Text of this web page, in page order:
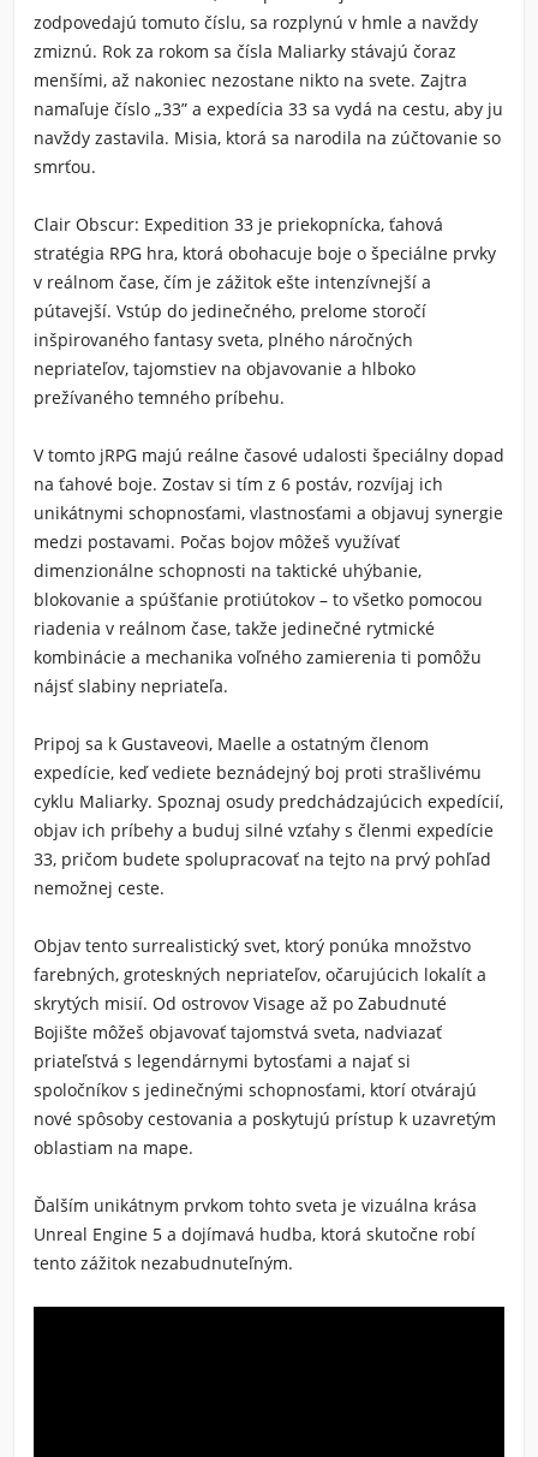
zodpovedajú tomuto číslu, sa rozplynú v hmle a navždy
zmiznú. Rok za rokom sa čísla Maliarky stávajú čoraz
menšími, až nakoniec nezostane nikto na svete. Zajtra
namaľuje číslo „33” a expedícia 33 sa vydá na cestu, aby ju
navždy zastavila. Misia, ktorá sa narodila na zúčtovanie so
smrťou.
Clair Obscur: Expedition 33 je priekopnícka, ťahová
stratégia RPG hra, ktorá obohacuje boje o špeciálne prvky
v reálnom čase, čím je zážitok ešte intenzívnejší a
pútavejší. Vstúp do jedinečného, prelome storočí
inšpirovaného fantasy sveta, plného náročných
nepriateľov, tajomstiev na objavovanie a hlboko
prežívaného temného príbehu.
V tomto jRPG majú reálne časové udalosti špeciálny dopad
na ťahové boje. Zostav si tím z 6 postáv, rozvíjaj ich
unikátnymi schopnosťami, vlastnosťami a objavuj synergie
medzi postavami. Počas bojov môžeš využívať
dimenzionálne schopnosti na taktické uhýbanie,
blokovanie a spúšťanie protiútokov – to všetko pomocou
riadenia v reálnom čase, takže jedinečné rytmické
kombinácie a mechanika voľného zamierenia ti pomôžu
nájsť slabiny nepriateľa.
Pripoj sa k Gustaveovi, Maelle a ostatným členom
expedície, keď vediete beznádejný boj proti strašlivému
cyklu Maliarky. Spoznaj osudy predchádzajúcich expedícií,
objav ich príbehy a buduj silné vzťahy s členmi expedície
33, pričom budete spolupracovať na tejto na prvý pohľad
nemožnej ceste.
Objav tento surrealistický svet, ktorý ponúka množstvo
farebných, groteskných nepriateľov, očarujúcich lokalít a
skrytých misií. Od ostrovov Visage až po Zabudnuté
Bojište môžeš objavovať tajomstvá sveta, nadviazať
priateľstvá s legendárnymi bytosťami a najať si
spoločníkov s jedinečnými schopnosťami, ktorí otvárajú
nové spôsoby cestovania a poskytujú prístup k uzavretým
oblastiam na mape.
Ďalším unikátnym prvkom tohto sveta je vizuálna krása
Unreal Engine 5 a dojímavá hudba, ktorá skutočne robí
tento zážitok nezabudnuteľným.